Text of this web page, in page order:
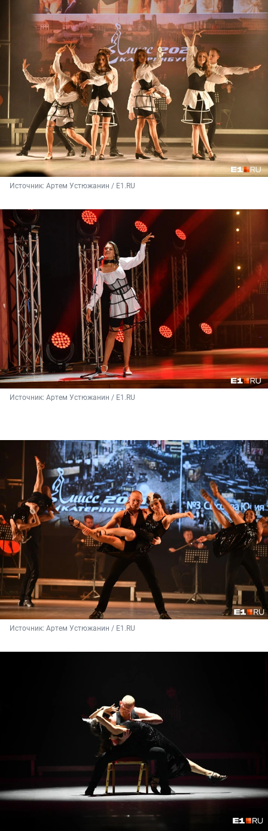
Источник: Артем Устюжанин / Е1.RU
Источник: Артем Устюжанин / Е1.RU
Источник: Артем Устюжанин / Е1.RU